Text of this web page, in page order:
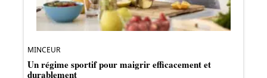
MINCEUR
Un régime sportif pour maigrir efficacement et
durablement